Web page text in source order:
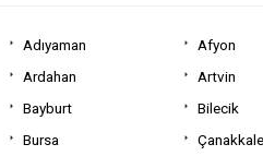
Adıyaman Afyon
Ardahan Artvin
Bayburt Bilecik
Bursa Çanakkale